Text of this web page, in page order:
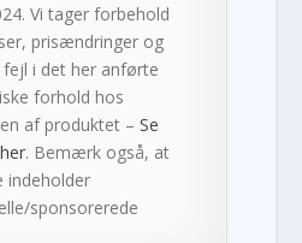
Vi tager forbehold
prisændringer og
fejl i det her anførte
forhold hos
af produktet –Se
. Bemærk også, at
indeholder
sponsorerede